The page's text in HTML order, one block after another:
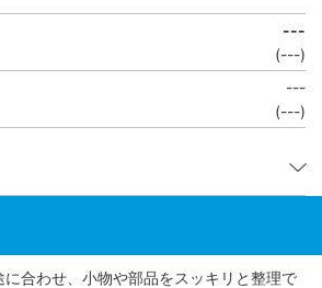
---
(---)
---
(---)
合わせ、小物や部品をスッキリと整理で